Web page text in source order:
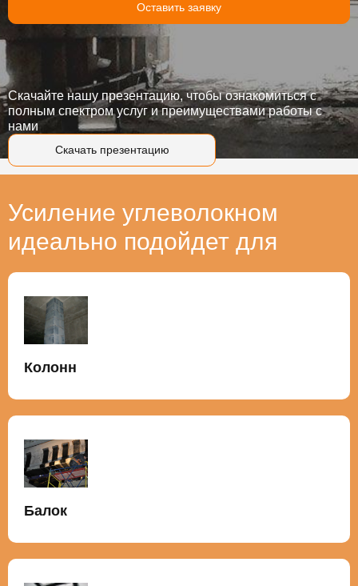
Оставить заявку
Скачать презентацию
Скачайте нашу презентацию, чтобы ознакомиться с
полным спектром услуг и преимуществами работы с
нами
Усиление углеволокном
идеально подойдет для
Колонн
Балок